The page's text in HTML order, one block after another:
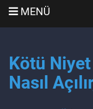
MENÜ
Kötü
Nasıl